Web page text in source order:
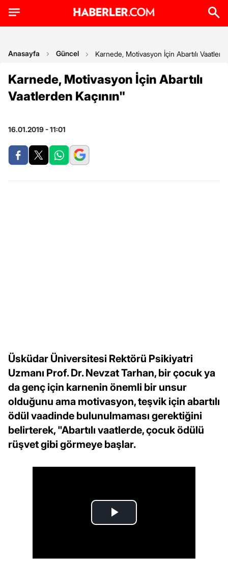
Anasayfa Güncel Karnede, Motivasyon İçin Abartılı
Karnede, Motivasyon İçin Abartılı
Vaatlerden Kaçının"
16.01.2019 - 11:01
Üsküdar Üniversitesi Rektörü Psikiyatri
Uzmanı Prof. Dr. Nevzat Tarhan, bir çocuk ya
da genç için karnenin önemli bir unsur
olduğunu ama motivasyon, teşvik için abartılı
ödül vaadinde bulunulmaması gerektiğini
belirterek, "Abartılı vaatlerde, çocuk ödülü
rüşvet gibi görmeye başlar.